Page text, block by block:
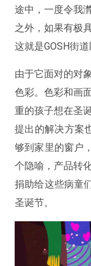
途中，一度令我
之外，如果有极
这就是GOSH街
由于它面对的对
色彩。色彩和画
重的孩子想在圣
提出的解决方案
够到家里的窗户
个隐喻，产品转
捐助给这些病童
圣诞节。